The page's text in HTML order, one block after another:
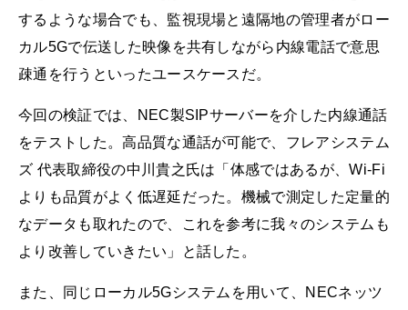
するような場合でも、監視現場と遠隔地の管理者がロー
カル5Gで伝送した映像を共有しながら内線電話で意思
疎通を行うといったユースケースだ。
今回の検証では、NEC製SIPサーバーを介した内線通話
をテストした。高品質な通話が可能で、フレアシステム
ズ 代表取締役の中川貴之氏は「体感ではあるが、Wi-Fi
よりも品質がよく低遅延だった。機械で測定した定量的
なデータも取れたので、これを参考に我々のシステムも
より改善していきたい」と話した。
また、同じローカル5Gシステムを用いて、NECネッツ